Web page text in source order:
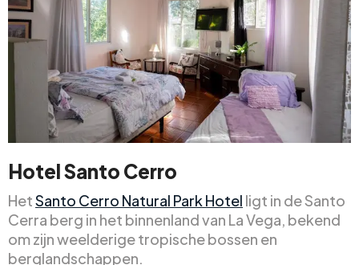
Hotel Santo Cerro
HetSanto Cerro Natural Park Hotel ligt in de Santo
Cerra berg in het binnenland van La Vega, bekend
om zijn weelderige tropische bossen en
berglandschappen.